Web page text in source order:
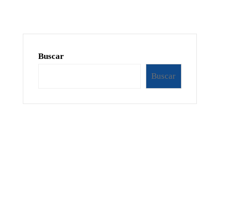
Buscar
Buscar